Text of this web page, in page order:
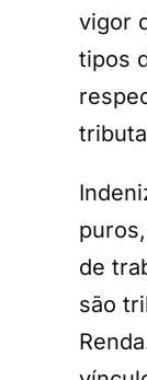
vigor
tipos
de
são